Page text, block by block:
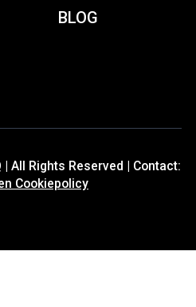
BLOG
All Rights Reserved | Contact:
Cookiepolicy